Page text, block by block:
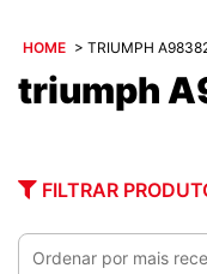
HOME > TRIUMPH
triumph
FILTRAR